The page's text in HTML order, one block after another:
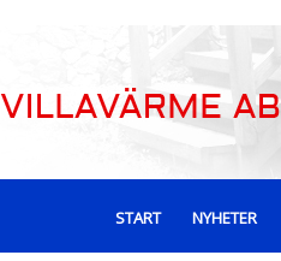
START NYHETER